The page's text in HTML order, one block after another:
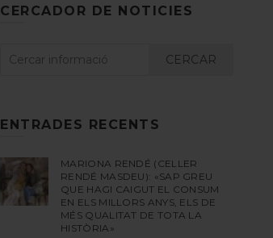
CERCADOR DE NOTICIES
CERCAR
ENTRADES RECENTS
MARIONA RENDÉ (CELLER
RENDÉ MASDEU): «SAP GREU
QUE HAGI CAIGUT EL CONSUM
EN ELS MILLORS ANYS, ELS DE
MÉS QUALITAT DE TOTA LA
HISTÒRIA»